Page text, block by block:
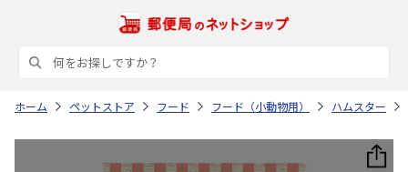
ホーム ペットストア フード フード（小動物用） ハムスター